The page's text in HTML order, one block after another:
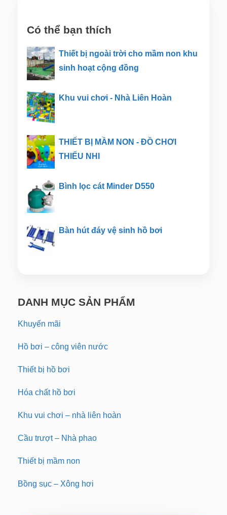
Có thể bạn thích
Thiết bị ngoài trời cho mầm non khu
sinh hoạt cộng đồng
Khu vui chơi - Nhà Liên Hoàn
THIẾT BỊ MẦM NON - ĐỒ CHƠI
THIẾU NHI
Bình lọc cát Minder D550
Bàn hút đáy vệ sinh hồ bơi
DANH MỤC SẢN PHẨM
Khuyến mãi
Hồ bơi – công viên nước
Thiết bị hồ bơi
Hóa chất hồ bơi
Khu vui chơi – nhà liên hoàn
Cầu trượt – Nhà phao
Thiết bị mầm non
Bồng sục – Xông hơi